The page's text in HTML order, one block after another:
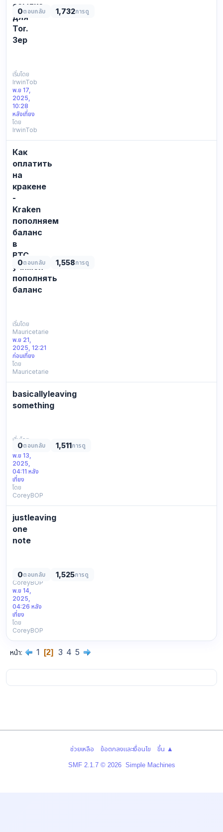
ссылка
для
Tor.
Зер
ДОСТУПНЫХ
ССЫЛОК
ДЛЯ
ВХОДА
НА
MEGA:
Зеркала
—
это
альтернативные
домены,
копируют
เริ่มโดย
IrwinTob
พ.ย 17,
2025,
10:28
หลังเที่ยง
โดย
IrwinTob
0ตอบกลับ 1,732การดู
Как
оплатить
на
кракене
-
Kraken
пополняем
баланс
в
BTC,
учимся
пополнять
баланс
ДОСТУПНЫХ
ССЫЛОК
ДЛЯ
ВХОДА
НА
KRAKЕN:
Официальная
ссылка:
https://kra39ac.cc
เริ่มโดย
Mauricetarie
พ.ย 21,
2025, 12:21
ก่อนเที่ยง
โดย
Mauricetarie
0ตอบกลับ 1,558การดู
basicallyleaving
something
know
how
i
got
here
might
as
well
drop
this
here
someone
finds
it
useful…
เริ่มโดย
CoreyBOP
พ.ย 13,
2025,
04:11 หลัง
เที่ยง
โดย
CoreyBOP
0ตอบกลับ 1,511การดู
justleaving
one
note
around
and
thought
i’d
share
nothing
special,
sometimes
even
เริ่มโดย
CoreyBOP
พ.ย 14,
2025,
04:26 หลัง
เที่ยง
โดย
CoreyBOP
0ตอบกลับ 1,525การดู
หน้า 1 2 3 4 5
ช่วยเหลือ ข้อตกลงและเงื่อนไข ขึ้น ▲
SMF 2.1.7 © 2026, Simple Machines